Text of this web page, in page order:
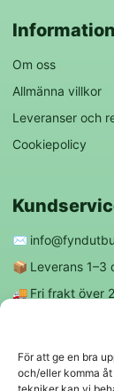
För att ge en bra
och/eller komma
Information
Om oss
Allmänna villkor
Leveranser och
Cookiepolicy
✉️
📦 Leverans 1–3
🚚 Fri frakt över
Följ oss